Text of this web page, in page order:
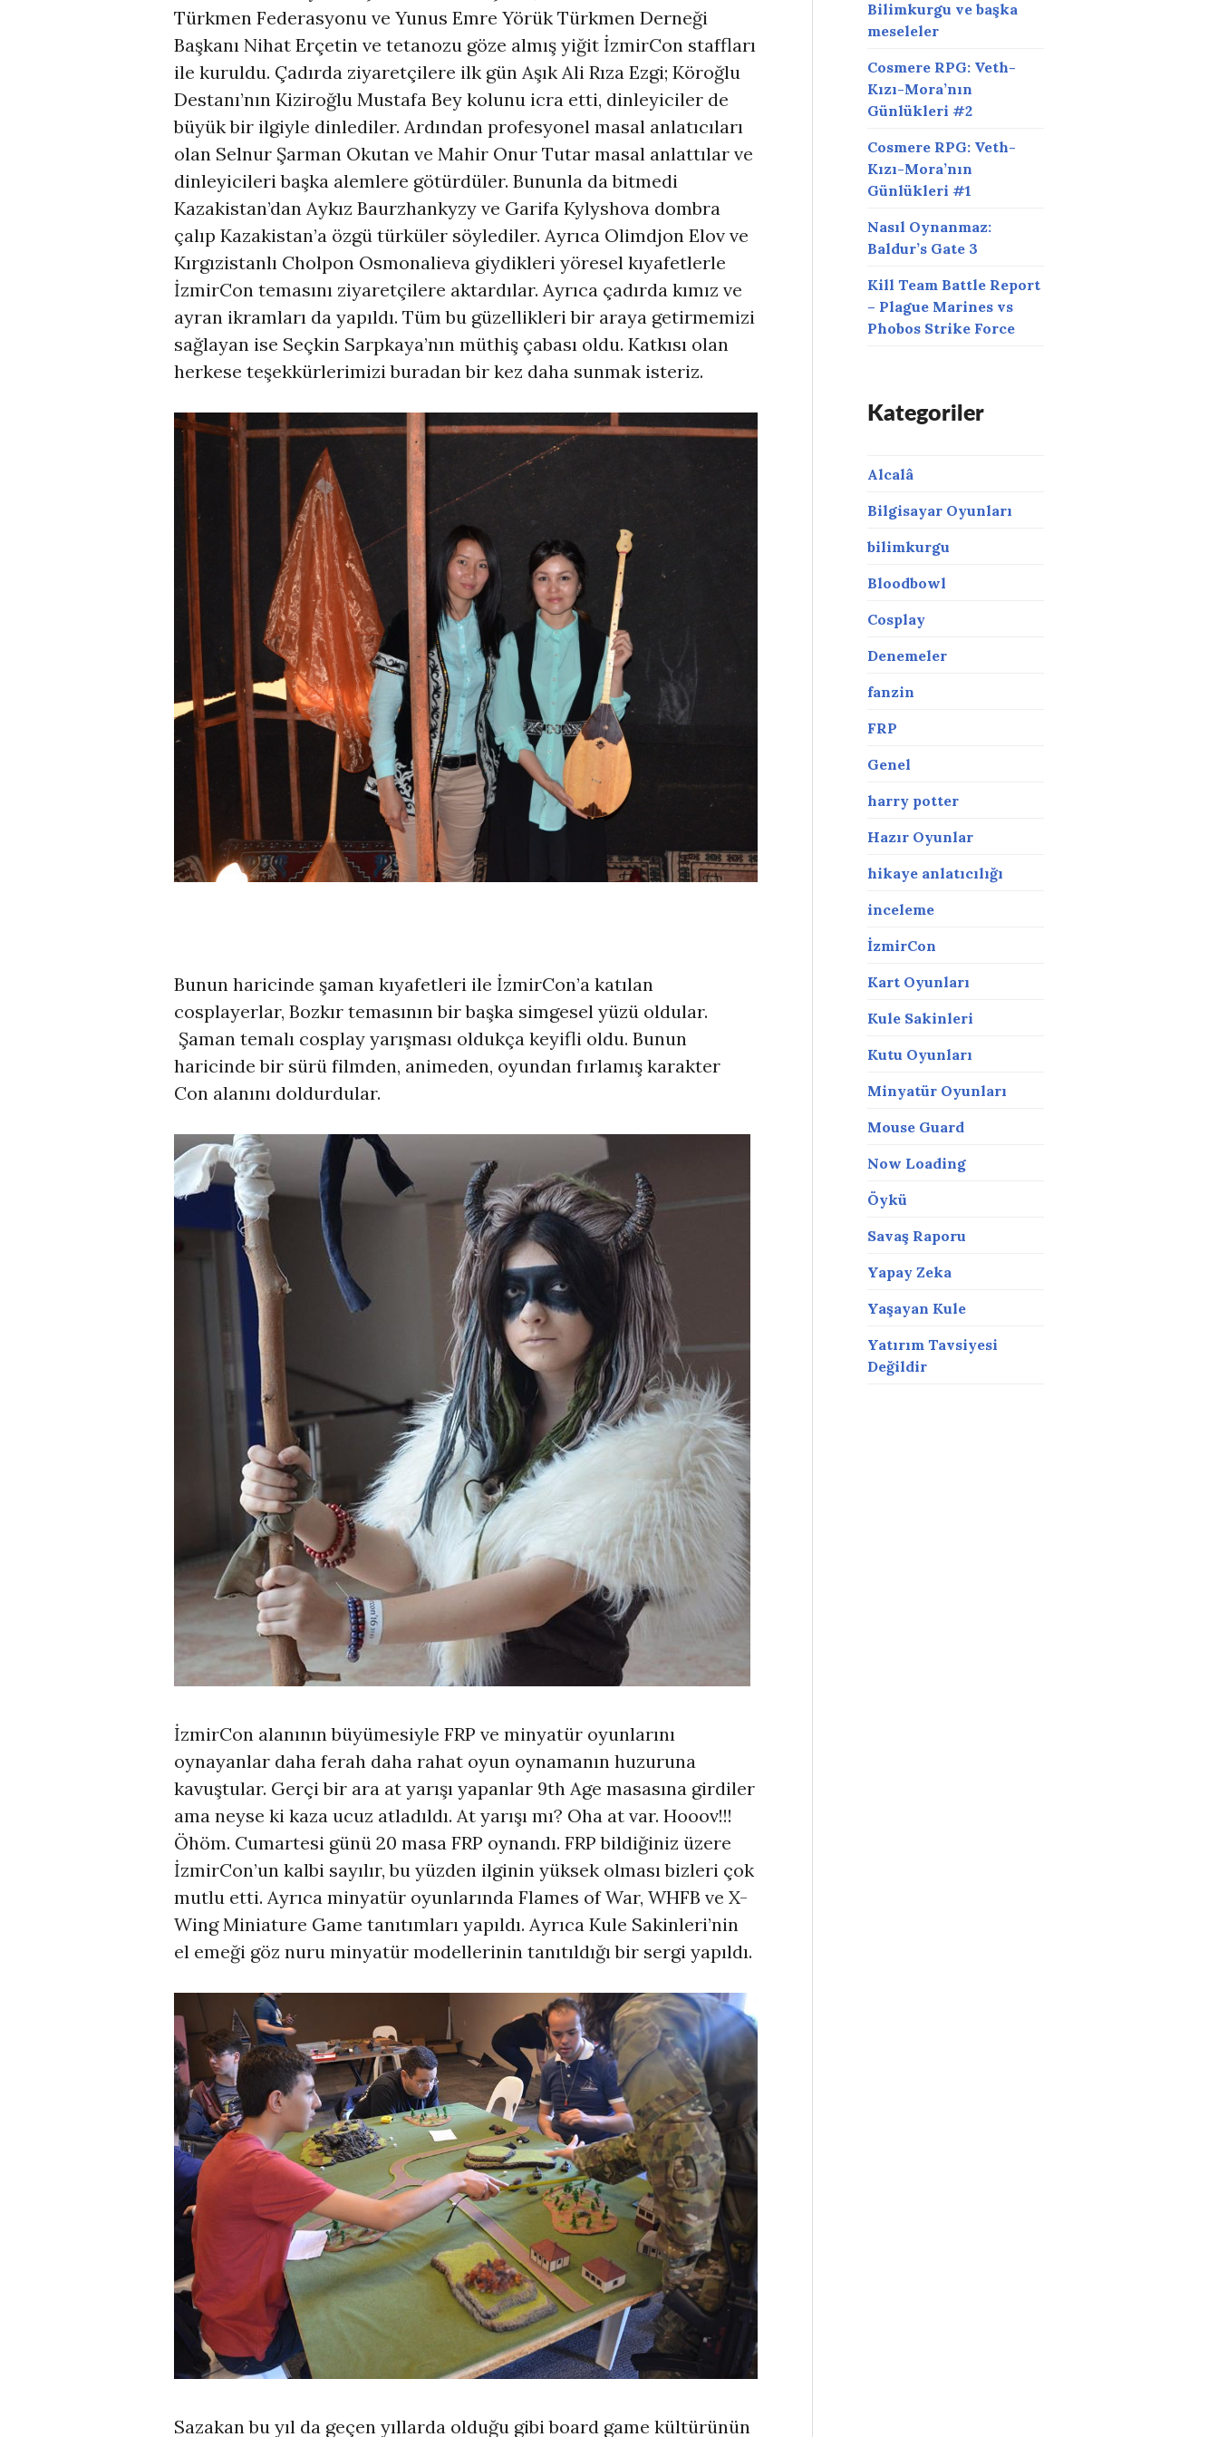
Türkmen Federasyonu ve Yunus Emre Yörük Türkmen Derneği
Başkanı Nihat Erçetin ve tetanozu göze almış yiğit İzmirCon staffları
ile kuruldu. Çadırda ziyaretçilere ilk gün Aşık Ali Rıza Ezgi; Köroğlu
Destanı’nın Kiziroğlu Mustafa Bey kolunu icra etti, dinleyiciler de
büyük bir ilgiyle dinlediler. Ardından profesyonel masal anlatıcıları
olan Selnur Şarman Okutan ve Mahir Onur Tutar masal anlattılar ve
dinleyicileri başka alemlere götürdüler. Bununla da bitmedi
Kazakistan’dan Aykız Baurzhankyzy ve Garifa Kylyshova dombra
çalıp Kazakistan’a özgü türküler söylediler. Ayrıca Olimdjon Elov ve
Kırgızistanlı Cholpon Osmonalieva giydikleri yöresel kıyafetlerle
İzmirCon temasını ziyaretçilere aktardılar. Ayrıca çadırda kımız ve
ayran ikramları da yapıldı. Tüm bu güzellikleri bir araya getirmemizi
sağlayan ise Seçkin Sarpkaya’nın müthiş çabası oldu. Katkısı olan
herkese teşekkürlerimizi buradan bir kez daha sunmak isteriz.
Bunun haricinde şaman kıyafetleri ile İzmirCon’a katılan
cosplayerlar, Bozkır temasının bir başka simgesel yüzü oldular.
Şaman temalı cosplay yarışması oldukça keyifli oldu. Bunun
haricinde bir sürü filmden, animeden, oyundan fırlamış karakter
Con alanını doldurdular.
İzmirCon alanının büyümesiyle FRP ve minyatür oyunlarını
oynayanlar daha ferah daha rahat oyun oynamanın huzuruna
kavuştular. Gerçi bir ara at yarışı yapanlar 9th Age masasına girdiler
ama neyse ki kaza ucuz atladıldı. At yarışı mı? Oha at var. Hooov!!!
Öhöm. Cumartesi günü 20 masa FRP oynandı. FRP bildiğiniz üzere
İzmirCon’un kalbi sayılır, bu yüzden ilginin yüksek olması bizleri çok
mutlu etti. Ayrıca minyatür oyunlarında Flames of War, WHFB ve X-
Wing Miniature Game tanıtımları yapıldı. Ayrıca Kule Sakinleri’nin
el emeği göz nuru minyatür modellerinin tanıtıldığı bir sergi yapıldı.
Sazakan bu yıl da geçen yıllarda olduğu gibi board game kültürünün
Bilimkurgu ve başka
meseleler
Cosmere RPG: Veth-
Kızı-Mora’nın
Günlükleri #2
Cosmere RPG: Veth-
Kızı-Mora’nın
Günlükleri #1
Nasıl Oynanmaz:
Baldur’s Gate 3
Kill Team Battle Report
– Plague Marines vs
Phobos Strike Force
Kategoriler
Alcalâ
Bilgisayar Oyunları
bilimkurgu
Bloodbowl
Cosplay
Denemeler
fanzin
FRP
Genel
harry potter
Hazır Oyunlar
hikaye anlatıcılığı
inceleme
İzmirCon
Kart Oyunları
Kule Sakinleri
Kutu Oyunları
Minyatür Oyunları
Mouse Guard
Now Loading
Öykü
Savaş Raporu
Yapay Zeka
Yaşayan Kule
Yatırım Tavsiyesi
Değildir